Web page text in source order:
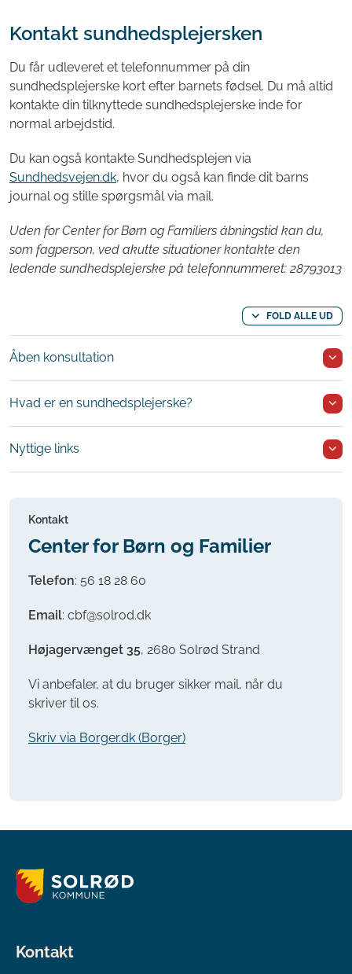
Kontakt sundhedsplejersken
Du får udleveret et telefonnummer på din
sundhedsplejerske kort efter barnets fødsel. Du må altid
kontakte din tilknyttede sundhedsplejerske inde for
normal arbejdstid.
Du kan også kontakte Sundhedsplejen via
Sundhedsvejen.dk, hvor du også kan finde dit barns
journal og stille spørgsmål via mail.
Uden for Center for Børn og Familiers åbningstid kan du,
som fagperson, ved akutte situationer kontakte den
ledende sundhedsplejerske på telefonnummeret: 28793013
FOLD ALLE UD
Åben konsultation
Hvad er en sundhedsplejerske?
Nyttige links
Kontakt
Center for Børn og Familier
Telefon: 56 18 28 60
Email: cbf@solrod.dk
Højagervænget 35, 2680 Solrød Strand
Vi anbefaler, at du bruger sikker mail, når du
skriver til os.
Skriv via Borger.dk (Borger)
Kontakt